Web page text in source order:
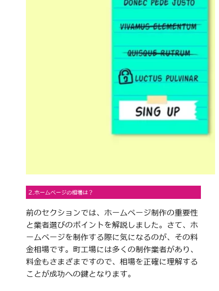
2.ホームページの相場は？
前のセクションでは、ホームページ制作の重要性
と業者選びのポイントを解説しました。さて、ホ
ームページを制作する際に気になるのが、その料
金相場です。町工場には多くの制作業者があり、
料金もさまざまですので、相場を正確に理解する
ことが成功への鍵となります。